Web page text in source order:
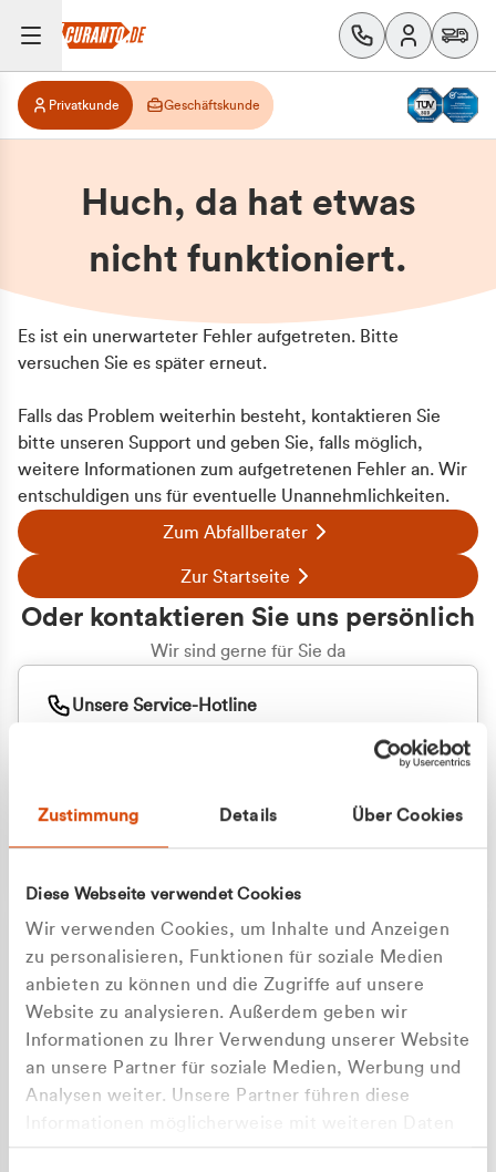
Zustimmung Details Über Cookies
Diese Webseite verwendet Cookies
Wir verwenden Cookies, um Inhalte und Anzeigen
zu personalisieren, Funktionen für soziale Medien
anbieten zu können und die Zugriffe auf unsere
Website zu analysieren. Außerdem geben wir
Informationen zu Ihrer Verwendung unserer Website
an unsere Partner für soziale Medien, Werbung und
Analysen weiter. Unsere Partner führen diese
zusammen, die Sie ihnen bereitgestellt haben oder
Privatkunde Geschäftskunde
Huch, da hat etwas
nicht funktioniert.
Es ist ein unerwarteter Fehler aufgetreten. Bitte
versuchen Sie es später erneut.
Falls das Problem weiterhin besteht, kontaktieren Sie
bitte unseren Support und geben Sie, falls möglich,
weitere Informationen zum aufgetretenen Fehler an. Wir
entschuldigen uns für eventuelle Unannehmlichkeiten.
Zum Abfallberater
Zur Startseite
Oder kontaktieren Sie uns persönlich
Wir sind gerne für Sie da
Unsere Service-Hotline
+49 177 8376058
Apilash Balanesan